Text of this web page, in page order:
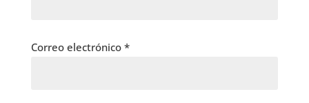
Correo electrónico *